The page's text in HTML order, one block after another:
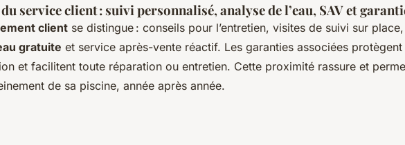
service client : suivi personnalisé, analyse de l’eau, SAV et
client se distingue : conseils pour l’entretien, visites de suivi sur place,
gratuite et service après-vente réactif. Les garanties associées protègent
et facilitent toute réparation ou entretien. Cette proximité rassure et
de sa piscine, année après année.